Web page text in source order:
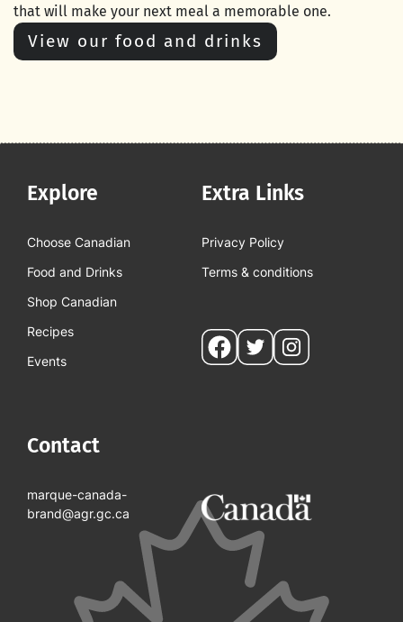
that will make your next meal a memorable one.
View our food and drinks
Explore
Choose Canadian
Food and Drinks
Shop Canadian
Recipes
Events
Extra Links
Privacy Policy
Terms & conditions
Contact
marque-canada-
brand@agr.gc.ca
Social